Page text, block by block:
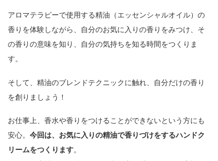
アロマテラピーで使用する精油（エッセンシャルオイル）の
香りを体験しながら、自分のお気に入りの香りをみつけ、そ
の香りの意味を知り、自分の気持ちを知る時間をつくりま
す。
そして、精油のブレンドテクニックに触れ、自分だけの香り
を創りましょう！
お仕事上、香水や香りをつけることができないという方にも
安心。 今回は、お気に入りの精油で香りづけをするハンドク
リームをつくります。